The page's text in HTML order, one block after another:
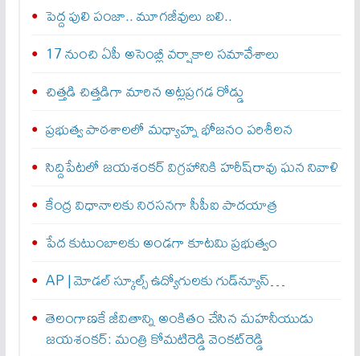
పెద్ద పులి పంజా.. మూగజీవులు బలి..
17 నుంచి ఏపీ అసెంబ్లీ వర్షాకాల సమావేశాలు
చిత్తడి చిత్తడిగా మారిన అట్లప్రగడ రోడ్డు
ప్రభుత్వ పాఠశాలలో మధ్యాహ్న భోజనం పరిశీలన
సిద్దిపేటలో జయశంకర్ విగ్రహానికి హరీష్‌రావు ఘన నివాళి
కేంద్ర విధానాలకు నిరసనగా సీపీఐ పాదయాత్ర
పేద కుటుంబాలకు అండగా కూటమి ప్రభుత్వం
AP | మోడల్ స్కూల్స్ ఉద్యోగులకు గుడ్‌న్యూస్…
తెలంగాణకే జీవితాన్ని అంకితం చేసిన మహనీయుడు
జయశంకర్: మంత్రి కోమటిరెడ్డి వెంకట్‌రెడ్డి